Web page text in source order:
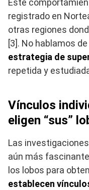
Este
registrado en
otras regiones
[3]. No hablamos
estrategia de
repetida y
Vínculos
eligen “sus”
Las
aún más
los lobos para
establecen